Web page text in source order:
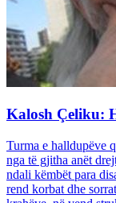
Kalosh Çeliku:
Turma e halldupëve
nga të gjitha anët
ndali këmbët para
rend korbat dhe